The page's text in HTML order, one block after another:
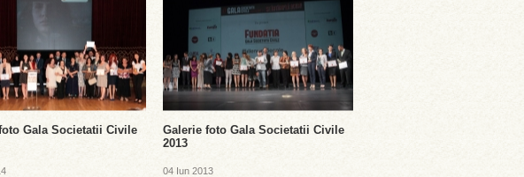
Gala Societatii Civile
Galerie foto Gala Societatii Civile
2013
04 Iun 2013